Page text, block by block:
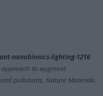
nanobionics-lighting-1216
approach to augment
pollutants, Nature Materials.